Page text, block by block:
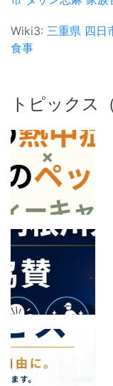
Wiki3: 三重県 四日
食事
トピックス